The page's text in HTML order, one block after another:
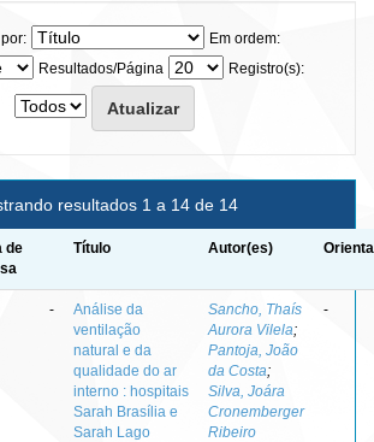
Em ordem:
Resultados/Página
Registro(s):
resultados 1 a 14 de 14
de
Título Autor(es)
-
Análise da
ventilação
natural e da
qualidade do ar
interno : hospitais
Sarah Brasília e
Sarah Lago
Sancho, Thaís
Aurora Vilela;
Pantoja, João
da Costa;
Silva, Joára
Cronemberger
Ribeiro
-